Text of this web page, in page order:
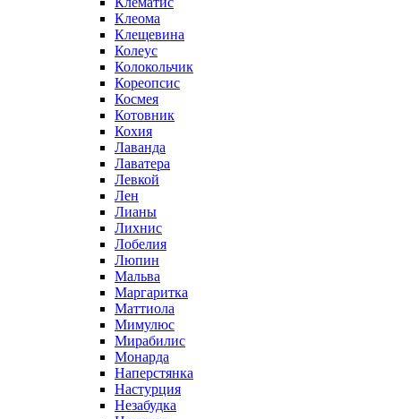
Клеома
Клещевина
Колеус
Колокольчик
Кореопсис
Космея
Котовник
Кохия
Лаванда
Лаватера
Левкой
Лен
Лианы
Лихнис
Лобелия
Люпин
Мальва
Маргаритка
Маттиола
Мимулюс
Мирабилис
Монарда
Наперстянка
Настурция
Незабудка